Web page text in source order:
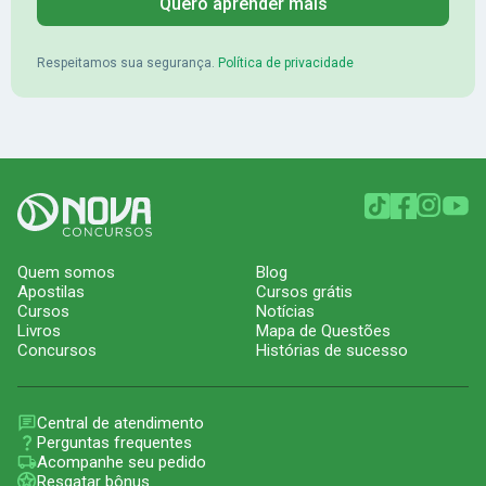
Respeitamos sua segurança. Política de privacidade
Quem somos
Apostilas
Cursos
Livros
Concursos
Blog
Cursos grátis
Notícias
Mapa de Questões
Histórias de sucesso
Central de atendimento
Perguntas frequentes
Acompanhe seu pedido
Resgatar bônus